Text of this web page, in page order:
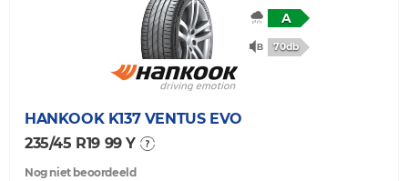
A
70db
HANKOOK K137 VENTUS EVO
235/45 R19 99 Y
Nog niet beoordeeld